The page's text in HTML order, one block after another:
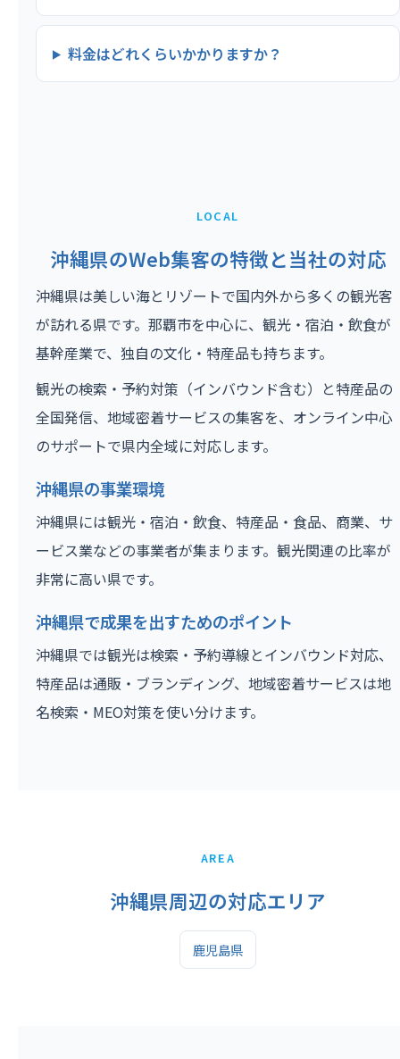
料金はどれくらいかかりますか？
LOCAL
沖縄県のWeb集客の特徴と当社の対応
沖縄県は美しい海とリゾートで国内外から多くの観光客
が訪れる県です。那覇市を中心に、観光・宿泊・飲食が
基幹産業で、独自の文化・特産品も持ちます。
観光の検索・予約対策（インバウンド含む）と特産品の
全国発信、地域密着サービスの集客を、オンライン中心
のサポートで県内全域に対応します。
沖縄県の事業環境
沖縄県には観光・宿泊・飲食、特産品・食品、商業、サ
ービス業などの事業者が集まります。観光関連の比率が
非常に高い県です。
沖縄県で成果を出すためのポイント
沖縄県では観光は検索・予約導線とインバウンド対応、
特産品は通販・ブランディング、地域密着サービスは地
名検索・MEO対策を使い分けます。
AREA
沖縄県周辺の対応エリア
鹿児島県